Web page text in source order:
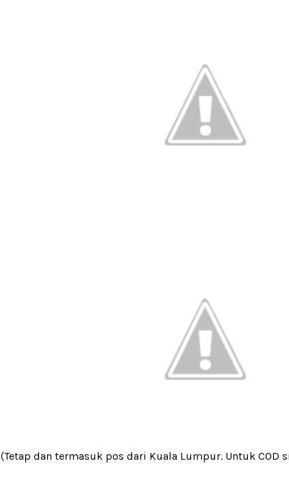
(Tetap dan termasuk pos dari Kuala Lumpur. Untuk COD